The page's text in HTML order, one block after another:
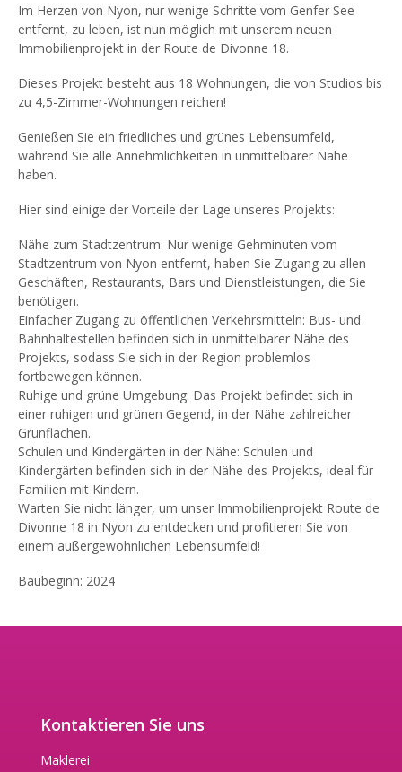
Im Herzen von Nyon, nur wenige Schritte vom Genfer See
entfernt, zu leben, ist nun möglich mit unserem neuen
Immobilienprojekt in der Route de Divonne 18.
Dieses Projekt besteht aus 18 Wohnungen, die von Studios bis
zu 4,5-Zimmer-Wohnungen reichen!
Genießen Sie ein friedliches und grünes Lebensumfeld,
während Sie alle Annehmlichkeiten in unmittelbarer Nähe
haben.
Hier sind einige der Vorteile der Lage unseres Projekts:
Nähe zum Stadtzentrum: Nur wenige Gehminuten vom
Stadtzentrum von Nyon entfernt, haben Sie Zugang zu allen
Geschäften, Restaurants, Bars und Dienstleistungen, die Sie
benötigen.
Einfacher Zugang zu öffentlichen Verkehrsmitteln: Bus- und
Bahnhaltestellen befinden sich in unmittelbarer Nähe des
Projekts, sodass Sie sich in der Region problemlos
fortbewegen können.
Ruhige und grüne Umgebung: Das Projekt befindet sich in
einer ruhigen und grünen Gegend, in der Nähe zahlreicher
Grünflächen.
Schulen und Kindergärten in der Nähe: Schulen und
Kindergärten befinden sich in der Nähe des Projekts, ideal für
Familien mit Kindern.
Warten Sie nicht länger, um unser Immobilienprojekt Route de
Divonne 18 in Nyon zu entdecken und profitieren Sie von
einem außergewöhnlichen Lebensumfeld!
Baubeginn: 2024
Kontaktieren Sie uns
Maklerei